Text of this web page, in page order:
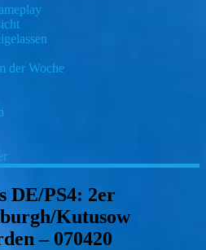
der Woche
DE/PS4: 2er
Kutusow
– 070420